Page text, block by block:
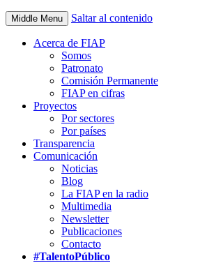
Middle Menu Saltar al contenido
Acerca de FIAP
Somos
Patronato
Comisión Permanente
FIAP en cifras
Proyectos
Por sectores
Por países
Transparencia
Comunicación
Noticias
Blog
La FIAP en la radio
Multimedia
Newsletter
Publicaciones
Contacto
#TalentoPúblico